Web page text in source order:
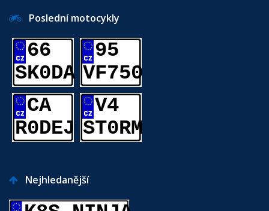
Poslední motocykly
66
SK0DA
95
VF750
CA
R0DEJ
V4
ST0RM
Nejhledanější